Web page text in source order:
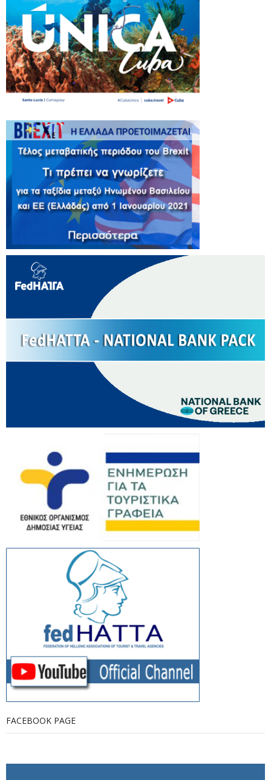
FACEBOOK PAGE